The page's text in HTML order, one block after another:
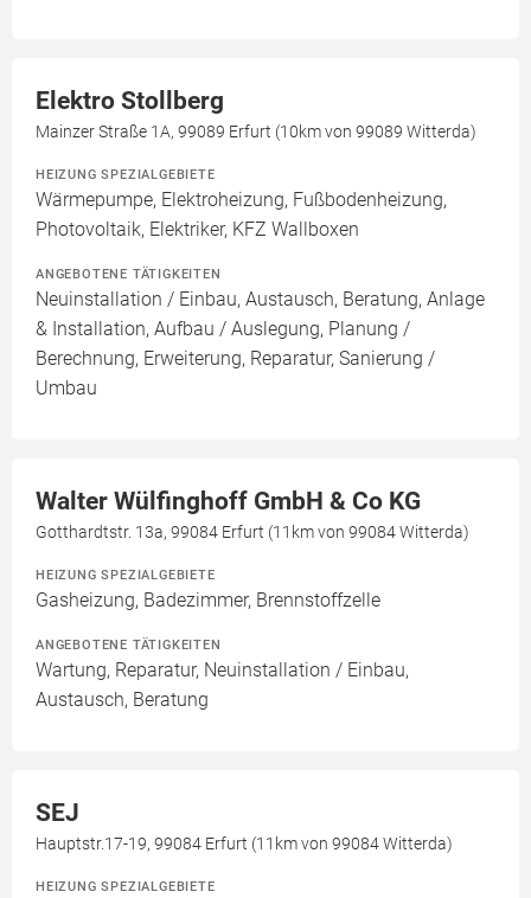
Elektro Stollberg
Mainzer Straße 1A, 99089 Erfurt (10km von 99089 Witterda)
HEIZUNG SPEZIALGEBIETE
Wärmepumpe, Elektroheizung, Fußbodenheizung,
Photovoltaik, Elektriker, KFZ Wallboxen
ANGEBOTENE TÄTIGKEITEN
Neuinstallation / Einbau, Austausch, Beratung, Anlage
& Installation, Aufbau / Auslegung, Planung /
Berechnung, Erweiterung, Reparatur, Sanierung /
Umbau
Walter Wülfinghoff GmbH & Co KG
Gotthardtstr. 13a, 99084 Erfurt (11km von 99084 Witterda)
HEIZUNG SPEZIALGEBIETE
Gasheizung, Badezimmer, Brennstoffzelle
ANGEBOTENE TÄTIGKEITEN
Wartung, Reparatur, Neuinstallation / Einbau,
Austausch, Beratung
SEJ
Hauptstr.17-19, 99084 Erfurt (11km von 99084 Witterda)
HEIZUNG SPEZIALGEBIETE